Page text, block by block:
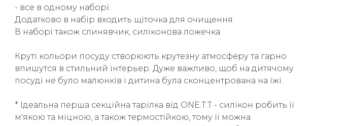
- все в одному наборі.
Додатково в набір входить щіточка для очищення.
В наборі також слинявчик, силіконова ложечка.
Круті кольори посуду створюють крутезну атмосферу та гарно
впишутся в стильний інтерьер. Дуже важливо, щоб на дитячому
посуді не було малюнків і дитина була сконцентрована на їжі.
* Ідеальна перша секційна тарілка від ONE.T.T - силікон робить її
м'якою та міцною, а також термостійкою, тому її можна